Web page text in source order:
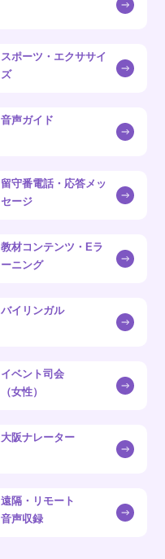
スポーツ・エクササイ
ズ
音声ガイド
留守番電話・応答メッ
セージ
教材コンテンツ・Eラ
ーニング
バイリンガル
イベント司会
（女性）
大阪ナレーター
遠隔・リモート
音声収録